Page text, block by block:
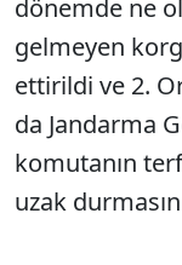
dönemde ne
gelmeyen
ettirildi ve 2.
da Jandarma
komutanın
uzak